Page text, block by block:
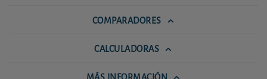
COMPARADORES
CALCULADORAS
MÁS INFORMACIÓN